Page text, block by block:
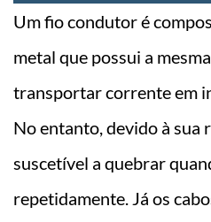
Um fio condutor é
metal que possui a
transportar corrente em
No entanto, devido à sua
suscetível a quebrar
repetidamente. Já os